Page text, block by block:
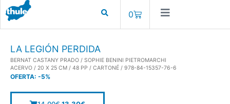
0
LA LEGIÓN PERDIDA
BERNAT CASTANY PRADO / SOPHIE BENINI PIETROMARCHI
ACERVO / 20 X 25 CM / 48 PP / CARTONÉ / 978-84-15357-76-6
OFERTA: -5%